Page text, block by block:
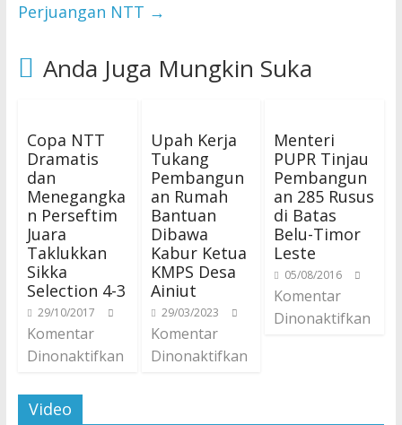
Perjuangan NTT →
Anda Juga Mungkin Suka
Copa NTT
Dramatis
dan
Menegangka
n Perseftim
Juara
Taklukkan
Sikka
Selection 4-3
29/10/2017
Komentar
Dinonaktifkan
Upah Kerja
Tukang
Pembangun
an Rumah
Bantuan
Dibawa
Kabur Ketua
KMPS Desa
Ainiut
29/03/2023
Komentar
Dinonaktifkan
Menteri
PUPR Tinjau
Pembangun
an 285 Rusus
di Batas
Belu-Timor
Leste
05/08/2016
Komentar
Dinonaktifkan
Video